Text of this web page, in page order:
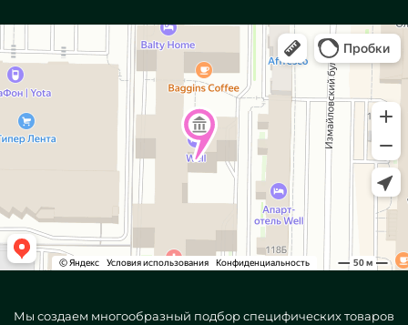
Мы создаем многообразный подбор специфических товаров